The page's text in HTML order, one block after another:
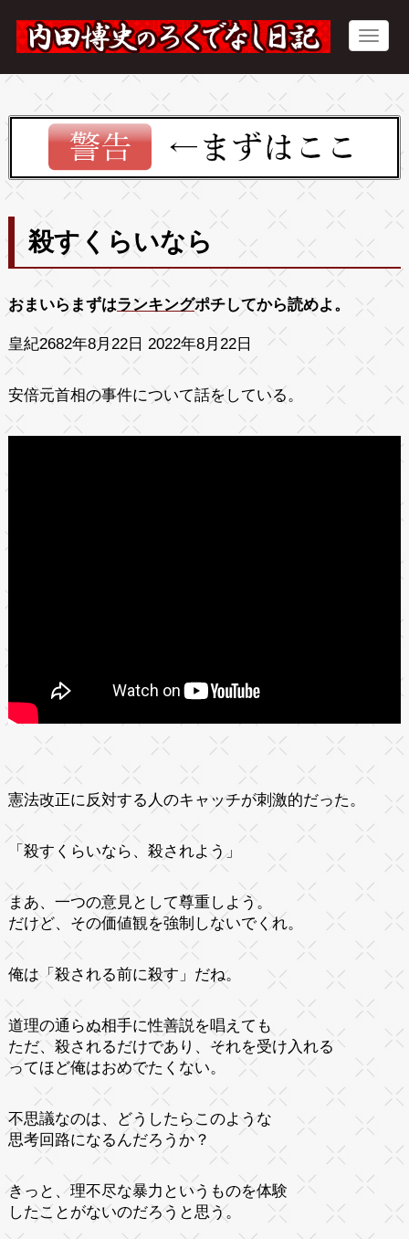
殺すくらいなら
おまいらまずはランキングポチしてから読めよ。
皇紀2682年8月22日 2022年8月22日
安倍元首相の事件について話をしている。
憲法改正に反対する人のキャッチが刺激的だった。
「殺すくらいなら、殺されよう」
まあ、一つの意見として尊重しよう。
だけど、その価値観を強制しないでくれ。
俺は「殺される前に殺す」だね。
道理の通らぬ相手に性善説を唱えても
ただ、殺されるだけであり、それを受け入れる
ってほど俺はおめでたくない。
不思議なのは、どうしたらこのような
思考回路になるんだろうか？
きっと、理不尽な暴力というものを体験
したことがないのだろうと思う。